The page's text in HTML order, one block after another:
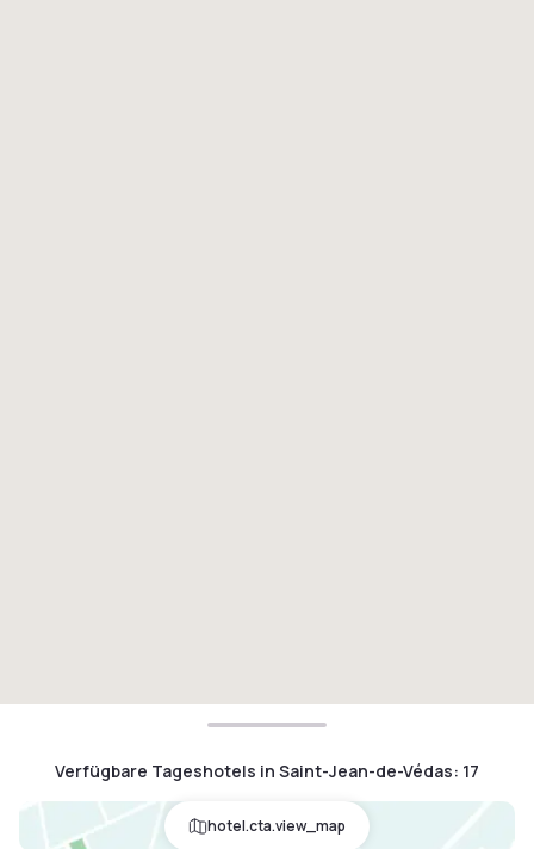
Verfügbare Tageshotels in Saint-Jean-de-Védas: 17
hotel.cta.view_map